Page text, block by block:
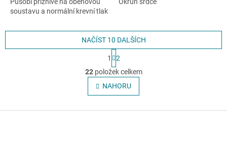
Působí příznivě na oběhovou
soustavu a normální krevní tlak
Okruh srdce
O
v
l
á
NAČÍST 10 DALŠÍCH
t
r
á
n
k
v
1
2
22položek celkem
NAHORU